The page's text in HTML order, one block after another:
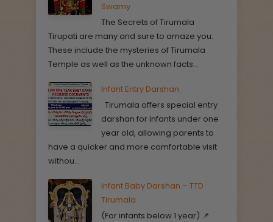
Swamy
The Secrets of Tirumala
Tirupati are many and sure to amaze you.
These include the mysteries of Tirumala
Temple as well as the unknown facts...
Infant Entry Darshan
Tirumala offers special entry
darshan for infants under one
year old, allowing parents to
have a quicker and more comfortable visit
withou...
Infant Baby Darshan – TTD
Tirumala
(For infants below 1 year) 📌